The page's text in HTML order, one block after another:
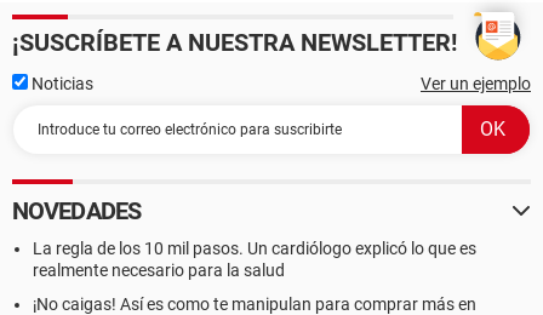
¡SUSCRÍBETE A NUESTRA NEWSLETTER!
Noticias Ver un ejemplo
NOVEDADES
La regla de los 10 mil pasos. Un cardiólogo explicó lo que es
realmente necesario para la salud
¡No caigas! Así es como te manipulan para comprar más en